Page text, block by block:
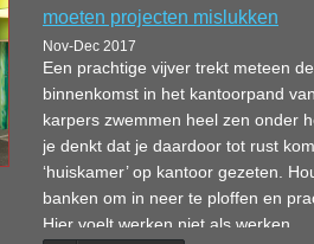
moeten projecten mislukken
Nov-Dec 2017
Een prachtige vijver trekt meteen
binnenkomst in het kantoorpand
karpers zwemmen heel zen onder
je denkt dat je daardoor tot rust
‘huiskamer’ op kantoor gezeten.
banken om in neer te ploffen en
Hier voelt werken niet als werken.